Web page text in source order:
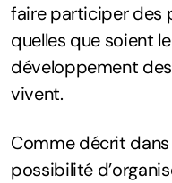
faire participer des
quelles que soient
développement
vivent.
Comme décrit dans
possibilité